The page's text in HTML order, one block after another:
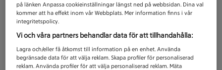
på länken Anpassa cookieinställningar längst ned på webbsidan. Dina val
kommer att ha effekt inom vår Webbplats. Mer information finns i vår
integritetspolicy.
Vi och våra partners behandlar data för att tillhandahålla:
Lagra och/eller få åtkomst till information på en enhet. Använda
begränsade data för att välja reklam. Skapa profiler för personaliserad
reklam. Använda profiler för att välja personaliserad reklam. Mäta